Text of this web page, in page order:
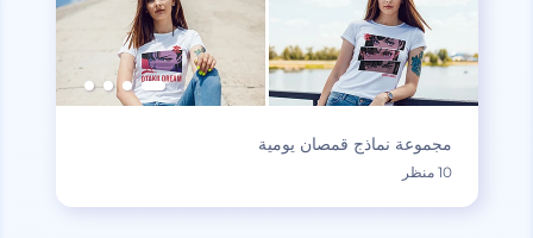
مجموعة نماذج قمصان يومية
10 منظر